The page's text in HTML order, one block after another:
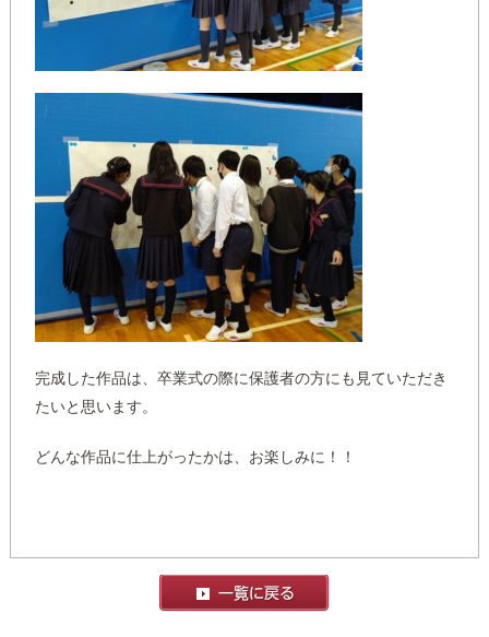
完成した作品は、卒業式の際に保護者の方にも見ていただき
たいと思います。
どんな作品に仕上がったかは、お楽しみに！！